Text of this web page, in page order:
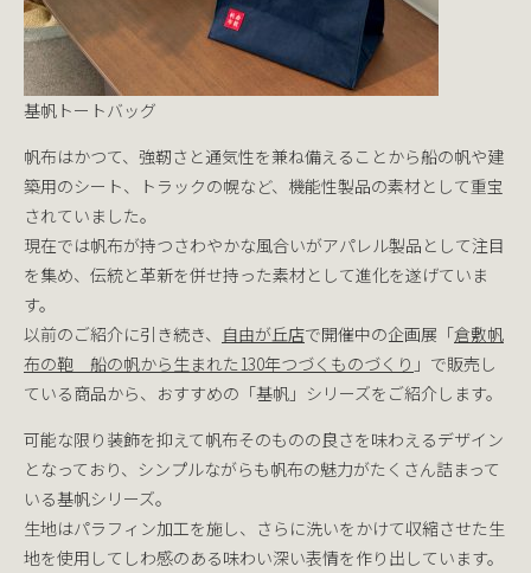
基帆トートバッグ
帆布はかつて、強靭さと通気性を兼ね備えることから船の帆や建
築用のシート、トラックの幌など、機能性製品の素材として重宝
されていました。
現在では帆布が持つさわやかな風合いがアパレル製品として注目
を集め、伝統と革新を併せ持った素材として進化を遂げていま
す。
以前のご紹介に引き続き、 自由が丘店で開催中の企画展「倉敷帆
布の鞄 船の帆から生まれた130年つづくものづくり 」で販売し
ている商品から、おすすめの「基帆」シリーズをご紹介します。
可能な限り装飾を抑えて帆布そのものの良さを味わえるデザイン
となっており、シンプルながらも帆布の魅力がたくさん詰まって
いる基帆シリーズ。
生地はパラフィン加工を施し、さらに洗いをかけて収縮させた生
地を使用してしわ感のある味わい深い表情を作り出しています。